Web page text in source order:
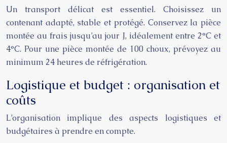
Un transport délicat est essentiel. Choisissez un
contenant adapté, stable et protégé. Conservez la pièce
montée au frais jusqu’au jour J, idéalement entre 2°C et
4°C. Pour une pièce montée de 100 choux, prévoyez au
minimum 24 heures de réfrigération.
Logistique et budget : organisation et
coûts
L’organisation implique des aspects logistiques et
budgétaires à prendre en compte.